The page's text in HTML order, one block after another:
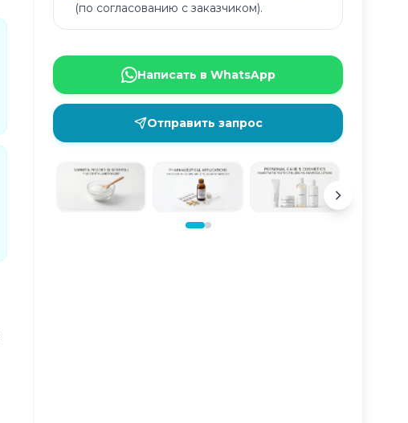
(по согласованию с заказчиком).
Написать в WhatsApp
Отправить запрос